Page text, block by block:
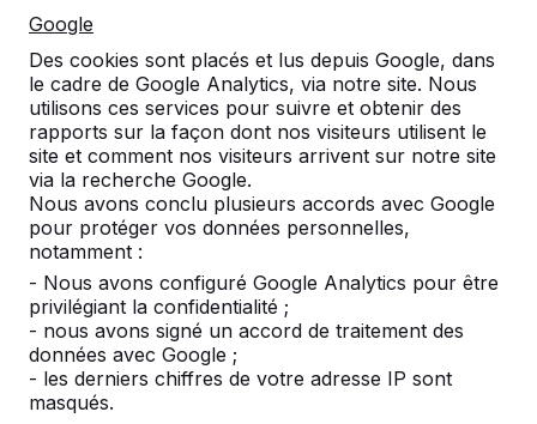
Google
Des cookies sont placés et lus depuis Google, dans
le cadre de Google Analytics, via notre site. Nous
utilisons ces services pour suivre et obtenir des
rapports sur la façon dont nos visiteurs utilisent le
site et comment nos visiteurs arrivent sur notre site
via la recherche Google.
Nous avons conclu plusieurs accords avec Google
pour protéger vos données personnelles,
notamment :
- Nous avons configuré Google Analytics pour être
privilégiant la confidentialité ;
- nous avons signé un accord de traitement des
données avec Google ;
- les derniers chiffres de votre adresse IP sont
masqués.